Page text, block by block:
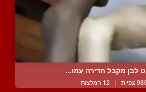
לבן מקבל חדירה עמו...
צפיות | 12 המלצות